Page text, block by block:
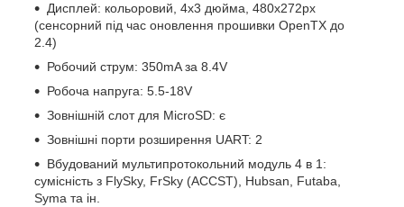
Дисплей: кольоровий, 4х3 дюйма, 480х272px
(сенсорний під час оновлення прошивки OpenTX до
2.4)
Робочий струм: 350mA за 8.4V
Робоча напруга: 5.5-18V
Зовнішній слот для MicroSD: є
Зовнішні порти розширення UART: 2
Вбудований мультипротокольний модуль 4 в 1:
сумісність з FlySky, FrSky (ACCST), Hubsan, Futaba,
Syma та ін.